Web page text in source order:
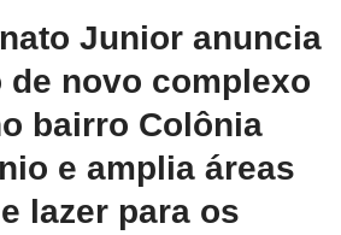
Junior anuncia
novo complexo
bairro Colônia
e amplia áreas
lazer para os